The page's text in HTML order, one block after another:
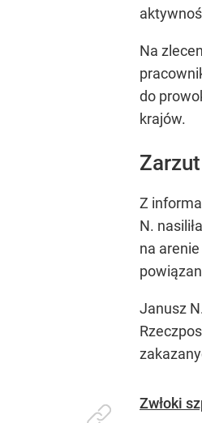
Na
do
krajów.
Z
N.
na
Janusz
Zwłoki